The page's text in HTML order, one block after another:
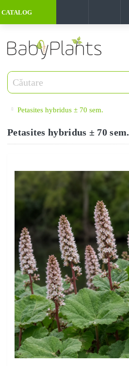
CATALOG
Petasites hybridus ± 70 sem.
Petasites hybridus ± 70 sem.